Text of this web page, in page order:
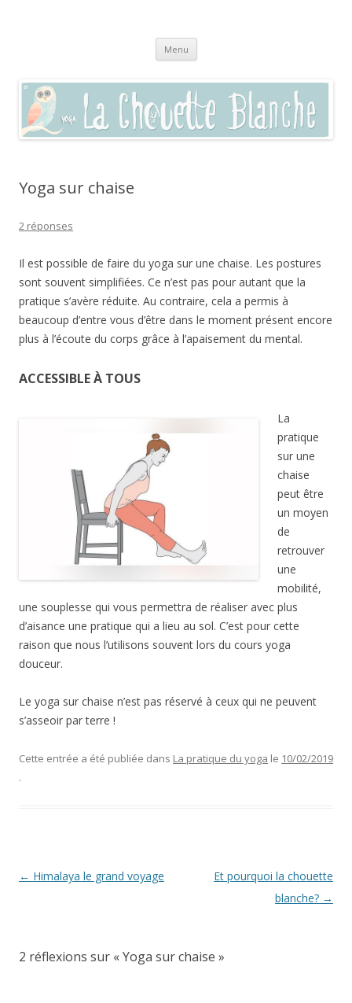
enseignement autour du bien-être
(dans le Gard 30250) et par visio en zoom
Menu Aller
contenu
Yoga sur chaise
2 réponses
Il est possible de faire du yoga sur une chaise. Les postures
sont souvent simplifiées. Ce n’est pas pour autant que la
pratique s’avère réduite. Au contraire, cela a permis à
beaucoup d’entre vous d’être dans le moment présent encore
plus à l’écoute du corps grâce à l’apaisement du mental.
ACCESSIBLE À TOUS
La
pratique
sur une
chaise
peut être
un moyen
de
retrouver
une
mobilité,
une souplesse qui vous permettra de réaliser avec plus
d’aisance une pratique qui a lieu au sol. C’est pour cette
raison que nous l’utilisons souvent lors du cours yoga
douceur.
Le yoga sur chaise n’est pas réservé à ceux qui ne peuvent
s’asseoir par terre !
Cette entrée a été publiée dans La pratique du yoga le 10/02/2019
.
Navigation
← Himalaya le grand voyage
Et pourquoi la chouette
blanche? →
2 réflexions sur «Yoga sur chaise »